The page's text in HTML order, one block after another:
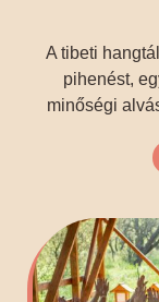
A tibeti
pihenést,
minőségi